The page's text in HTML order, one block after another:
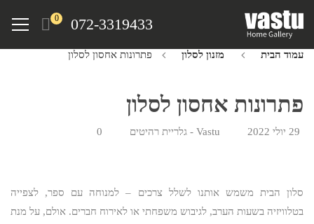
072-3319433
0
Menu
עמוד הבית מזנון לסלון פתרונות אחסון לסלון
פתרונות אחסון לסלון
29 יולי 2022 Vastu - גלריית רהיטים
סלון הבית משמש אותנו לשלל צרכים – למנוחה עם ספר, לצפייה
בטלוויזיה בשעות הערב, לגיבוש משפחתי או לאירוח חברים. אולם, על מנת